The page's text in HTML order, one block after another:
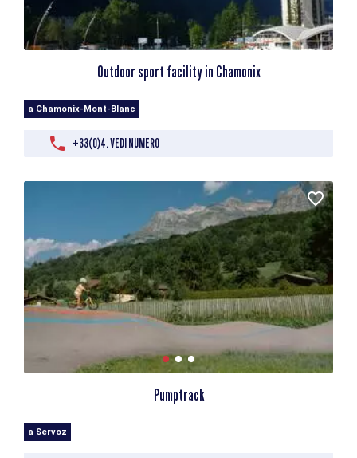
Outdoor sport facility in Chamonix
a Chamonix-Mont-Blanc
+33(0)4. VEDI NUMERO
Pumptrack
a Servoz